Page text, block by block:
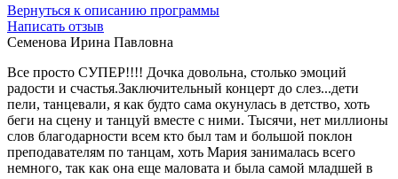
Вернуться к описанию программы
Написать отзыв
Семенова Ирина Павловна
Все просто СУПЕР!!!! Дочка довольна, столько эмоций
радости и счастья.Заключительный концерт до слез...дети
пели, танцевали, я как будто сама окунулась в детство, хоть
беги на сцену и танцуй вместе с ними. Тысячи, нет миллионы
слов благодарности всем кто был там и большой поклон
преподавателям по танцам, хоть Мария занималась всего
немного, так как она еще маловата и была самой младшей в